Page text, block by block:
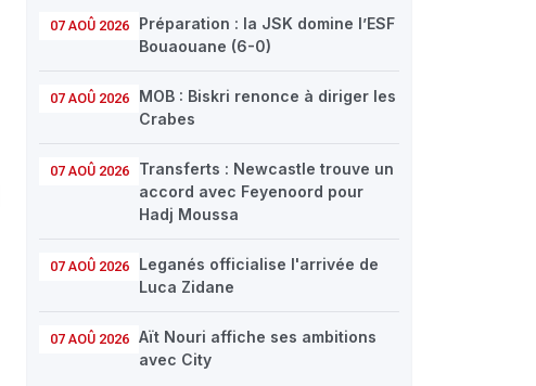
07 AOÛ 2026
Préparation : la JSK domine l’ESF
Bouaouane (6-0)
07 AOÛ 2026
MOB : Biskri renonce à diriger les
Crabes
07 AOÛ 2026
Transferts : Newcastle trouve un
accord avec Feyenoord pour
Hadj Moussa
07 AOÛ 2026
Leganés officialise l'arrivée de
Luca Zidane
07 AOÛ 2026
Aït Nouri affiche ses ambitions
avec City